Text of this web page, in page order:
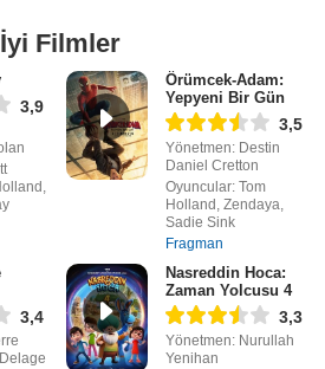
Filmler
3,9
Örümcek-Adam:
Yepyeni Bir Gün
3,5
Yönetmen: Destin
Daniel Cretton
Oyuncular: Tom
Holland, Zendaya,
Sadie Sink
Fragman
3,4
Nasreddin Hoca:
Zaman Yolcusu 4
3,3
Yönetmen: Nurullah
Yenihan